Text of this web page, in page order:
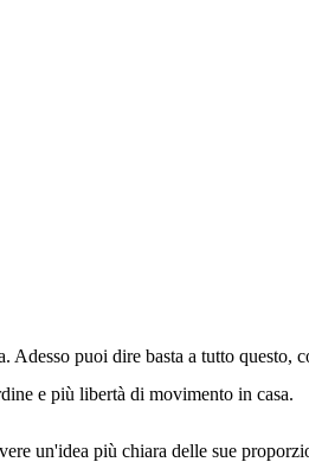
Adesso puoi dire basta a tutto
e più libertà di movimento in casa.
un'idea più chiara delle sue